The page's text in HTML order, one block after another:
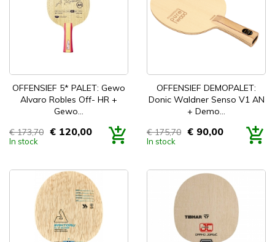
OFFENSIEF 5* PALET: Gewo
Alvaro Robles Off- HR +
Gewo...
Prijs
€ 173,70 € 120,00
In stock
OFFENSIEF DEMOPALET:
Donic Waldner Senso V1 AN
+ Demo...
Prijs
€ 175,70 € 90,00
In stock